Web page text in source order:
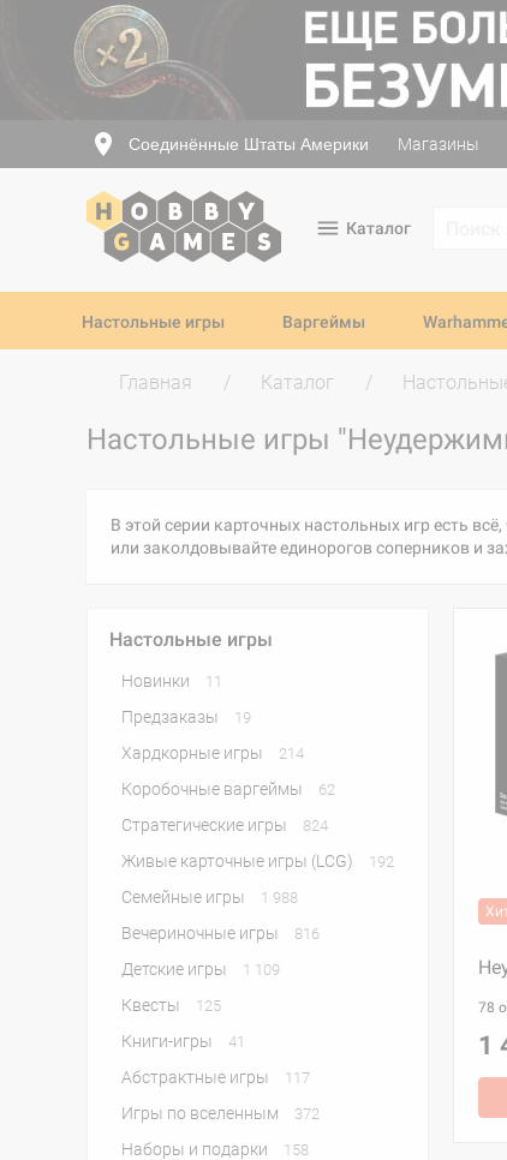
Соединённые Штаты Америки Магазины
Каталог
Настольные игры Варгеймы
Главная Каталог
Настольные игры
В этой серии карточных настольных игр есть
или заколдовывайте единорогов соперников и
Настольные игры
Новинки 11
Предзаказы 19
Хардкорные игры 214
Коробочные варгеймы 62
Стратегические игры 824
Живые карточные игры (LCG) 192
Семейные игры 1 988
Вечериночные игры 816
Детские игры 1 109
Квесты 125
Книги-игры 41
Абстрактные игры 117
Игры по вселенным 372
Наборы и подарки 158
78
1